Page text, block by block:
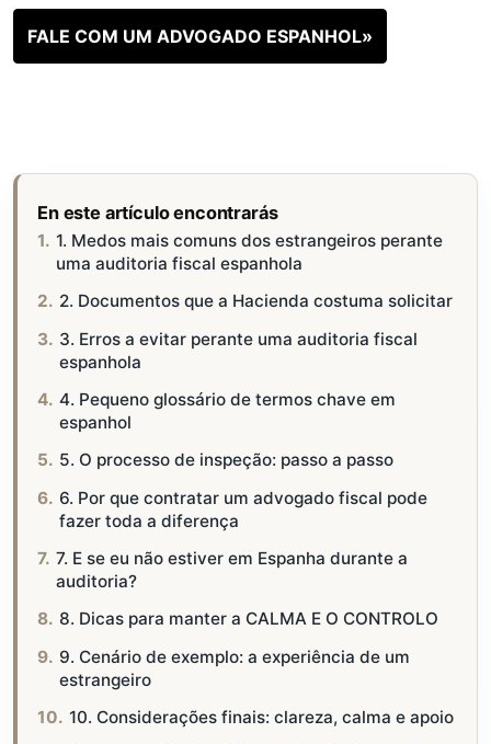
FALE COM UM ADVOGADO ESPANHOL»
En este artículo encontrarás
1. Medos mais comuns dos estrangeiros perante
uma auditoria fiscal espanhola
2. Documentos que a Hacienda costuma solicitar
3. Erros a evitar perante uma auditoria fiscal
espanhola
4. Pequeno glossário de termos chave em
espanhol
5. O processo de inspeção: passo a passo
6. Por que contratar um advogado fiscal pode
fazer toda a diferença
7. E se eu não estiver em Espanha durante a
auditoria?
8. Dicas para manter a CALMA E O CONTROLO
9. Cenário de exemplo: a experiência de um
estrangeiro
10. Considerações finais: clareza, calma e apoio